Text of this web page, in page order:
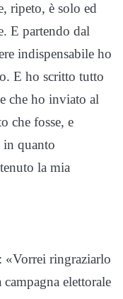
ripeto, è solo ed
E partendo dal
indispensabile ho
E ho scritto tutto
che ho inviato al
che fosse, e
in quanto
la mia
«Vorrei ringraziarlo
elettorale